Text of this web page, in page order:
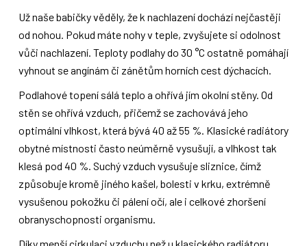
Už naše babičky věděly, že k nachlazení dochází nejčastěji
od nohou. Pokud máte nohy v teple, zvyšujete si odolnost
vůči nachlazení. Teploty podlahy do 30 °C ostatně pomáhají
vyhnout se angínám či zánětům horních cest dýchacích.
Podlahové topení sálá teplo a ohřívá jím okolní stěny. Od
stěn se ohřívá vzduch, přičemž se zachovává jeho
optimální vlhkost, která bývá 40 až 55 %. Klasické radiátory
obytné místnosti často neúměrně vysušují, a vlhkost tak
klesá pod 40 %. Suchý vzduch vysušuje sliznice, čímž
způsobuje kromě jiného kašel, bolesti v krku, extrémně
vysušenou pokožku či pálení očí, ale i celkové zhoršení
obranyschopnosti organismu.